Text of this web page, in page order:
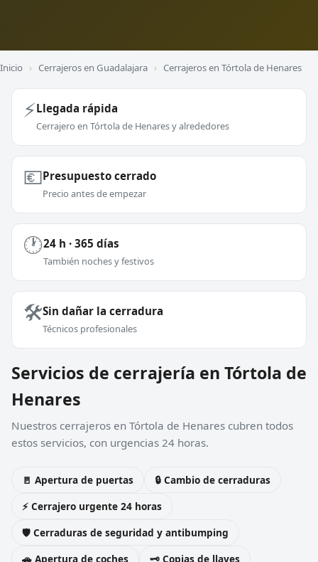
Inicio › Cerrajeros en Guadalajara › Cerrajeros en Tórtola de Henares
⚡Llegada rápida
Cerrajero en Tórtola de Henares y alrededores
💶Presupuesto cerrado
Precio antes de empezar
🕐24 h · 365 días
También noches y festivos
🛠️Sin dañar la cerradura
Técnicos profesionales
Servicios de cerrajería en Tórtola de
Henares
Nuestros cerrajeros en Tórtola de Henares cubren todos
estos servicios, con urgencias 24 horas.
🚪 Apertura de puertas
🔒 Cambio de cerraduras
⚡ Cerrajero urgente 24 horas
🛡️ Cerraduras de seguridad y antibumping
🚗 Apertura de coches
🗝️ Copias de llaves